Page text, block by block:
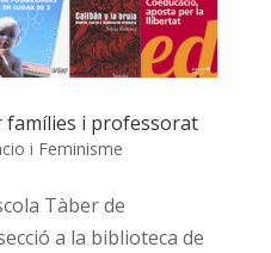
famílies i professorat
i Feminisme
Tàber de
a la biblioteca de